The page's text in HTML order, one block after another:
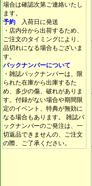
場合は確認次第ご連絡いたし
ます。
予約 入荷日に発送
・店内分から出荷するため、
ご注文のタイミングにより、
品切れになる場合もございま
す。
バックナンバーについて
・雑誌バックナンバーは、限
られた在庫から出庫するた
め、多少の傷、破れがありま
す。付録がない場合や期間限
定のイベント、特典が無効に
なる場合もあります。 雑誌バ
ックナンバーのご発注は、一
切返品できませんの、ご注文
の際、ご了承ください。